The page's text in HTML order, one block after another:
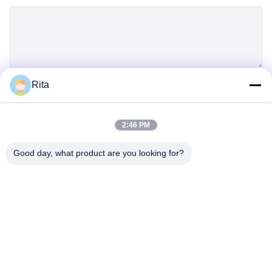
Rita
2:46 PM
Good day, what product are you looking for?